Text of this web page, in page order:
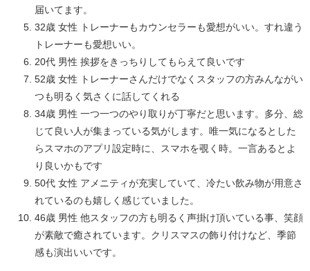
届いてます。
32歳 女性 トレーナーもカウンセラーも愛想がいい。すれ違う
トレーナーも愛想いい。
20代 男性 挨拶をきっちりしてもらえて良いです
52歳 女性 トレーナーさんだけでなくスタッフの方みんながい
つも明るく気さくに話してくれる
34歳 男性 一つ一つのやり取りが丁寧だと思います。多分、総
じて良い人が集まっている気がします。唯一気になるとした
らスマホのアプリ設定時に、スマホを覗く時。一言あるとよ
り良いかもです
50代 女性 アメニティが充実していて、冷たい飲み物が用意さ
れているのも嬉しく感じていました。
46歳 男性 他スタッフの方も明るく声掛け頂いている事、笑顔
が素敵で癒されています。クリスマスの飾り付けなど、季節
感も演出いいです。